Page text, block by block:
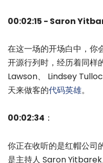
00:02:15 - Saron
在这一场的开场白中，你
开源行列时，经历着同样
Lawson、 Lindsey
天来做客的代码英雄。
00:02:34 ：
你正在收听的是红帽公司
是主持人 Saron Yitbarek